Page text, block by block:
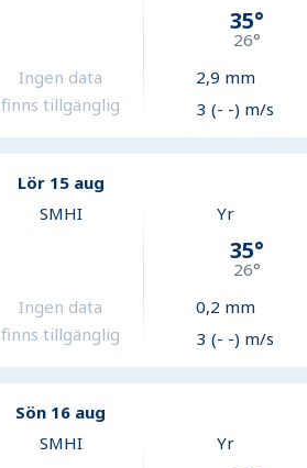
Ingen data
finns tillgänglig
35°
26°
2,9 mm
3 (- -) m/s
Lör 15 aug
SMHI
Ingen data
finns tillgänglig
Yr
35°
26°
0,2 mm
3 (- -) m/s
Sön 16 aug
SMHI Yr